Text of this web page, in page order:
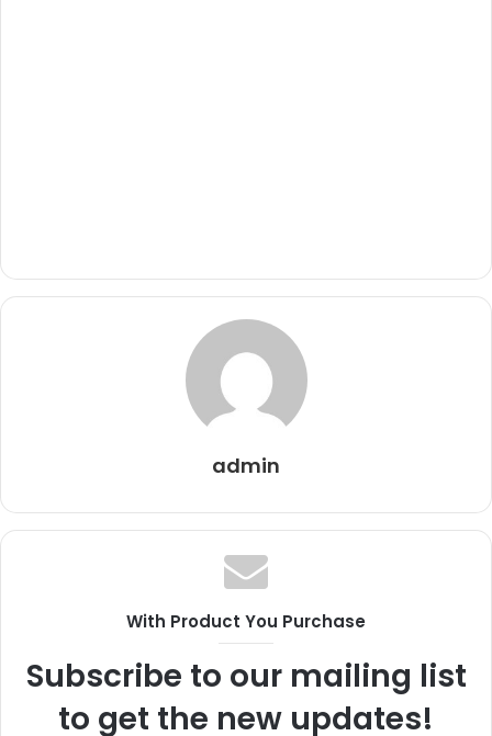
admin
With Product You Purchase
Subscribe to our mailing list
to get the new updates!